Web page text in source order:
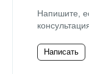
Напишите,
Написать